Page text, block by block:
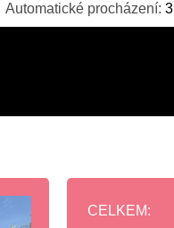
Automatické procházení:3
CELKEM: